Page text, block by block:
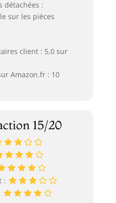
détachées :
sur les pièces
client : 5,0 sur
Amazon.fr : 10
15/20
: